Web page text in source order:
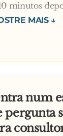
minutos
com o Doutor.
novamente:
possível, o
com o
resmunga:
num
pergunta